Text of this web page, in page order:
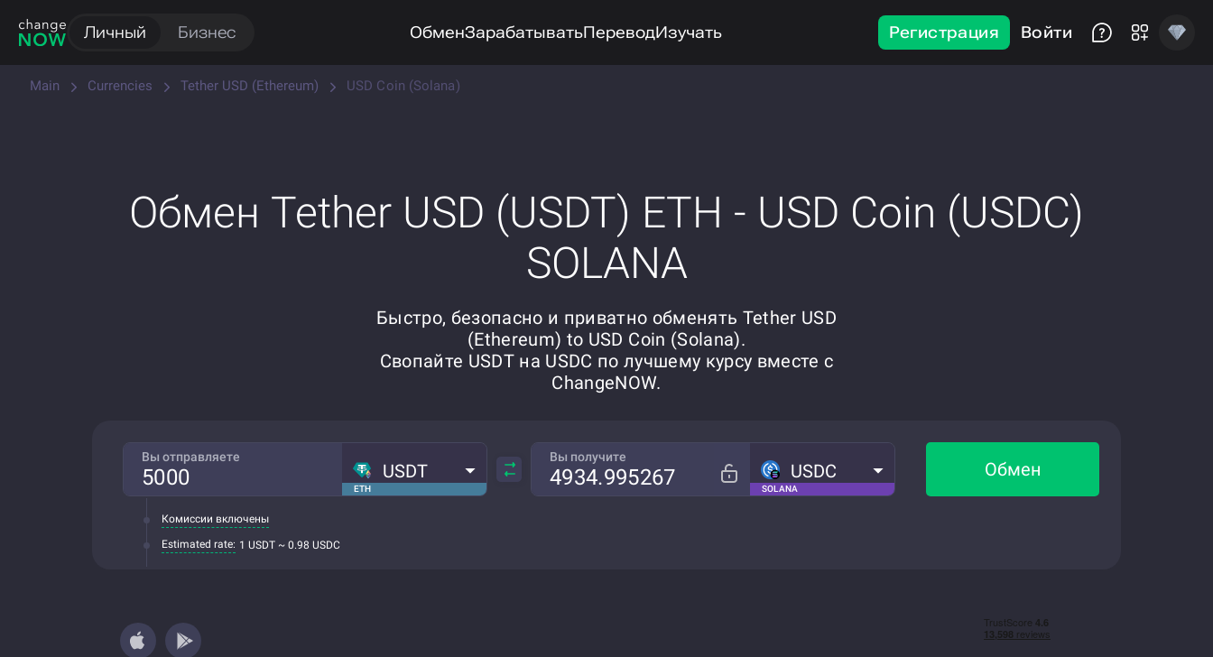
Личный Бизнес ОбменЗарабатыватьПереводИзучать Регистрация Войти
Main Currencies Tether USD (Ethereum) USD Coin (Solana)
Обмен Tether USD (USDT) ETH - USD Coin (USDC)
SOLANA
Быстро, безопасно и приватно обменять Tether USD
(Ethereum) to USD Coin (Solana).
Свопайте USDT на USDC по лучшему курсу вместе с
ChangeNOW.
Вы отправляете
ETH
USDT
Комиссии включены
Estimated rate: 1 USDT ~ 0.98 USDC
Вы получите
SOLANA
USDC Обмен